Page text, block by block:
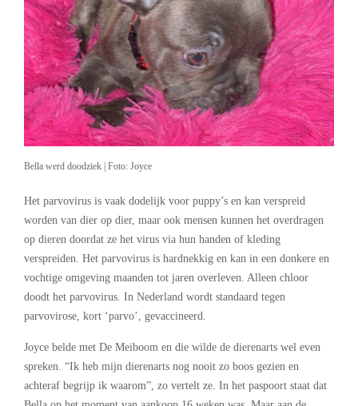
Bella werd doodziek | Foto: Joyce
Het parvovirus is vaak dodelijk voor puppy’s en kan verspreid
worden van dier op dier, maar ook mensen kunnen het overdragen
op dieren doordat ze het virus via hun handen of kleding
verspreiden. Het parvovirus is hardnekkig en kan in een donkere en
vochtige omgeving maanden tot jaren overleven. Alleen chloor
doodt het parvovirus. In Nederland wordt standaard tegen
parvovirose, kort ‘parvo’, gevaccineerd.
Joyce belde met De Meiboom en die wilde de dierenarts wel even
spreken. “Ik heb mijn dierenarts nog nooit zo boos gezien en
achteraf begrijp ik waarom”, zo vertelt ze. In het paspoort staat dat